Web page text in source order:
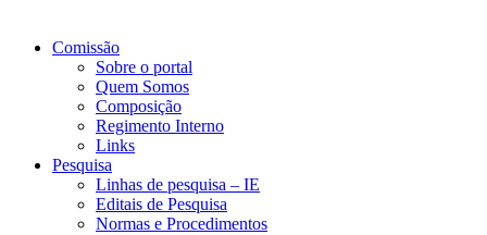
Comissão
Sobre o portal
Quem Somos
Composição
Regimento Interno
Links
Pesquisa
Linhas de pesquisa – IE
Editais de Pesquisa
Normas e Procedimentos